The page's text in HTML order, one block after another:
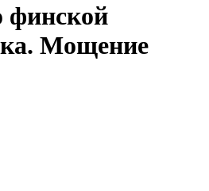
финской
Мощение